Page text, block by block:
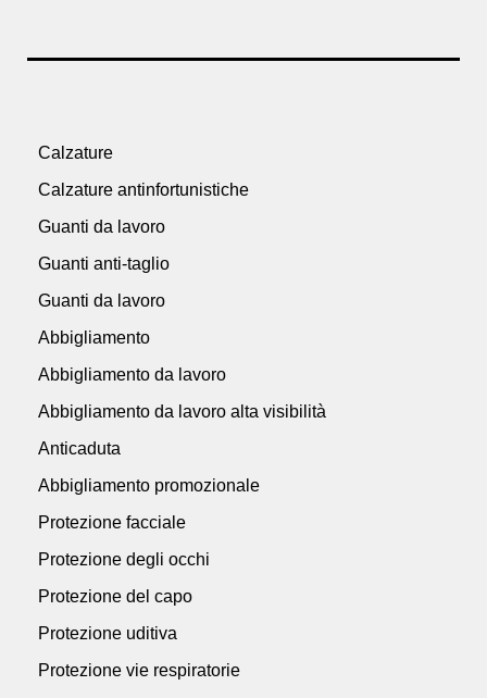
Calzature
Calzature antinfortunistiche
Guanti da lavoro
Guanti anti-taglio
Guanti da lavoro
Abbigliamento
Abbigliamento da lavoro
Abbigliamento da lavoro alta visibilità
Anticaduta
Abbigliamento promozionale
Protezione facciale
Protezione degli occhi
Protezione del capo
Protezione uditiva
Protezione vie respiratorie